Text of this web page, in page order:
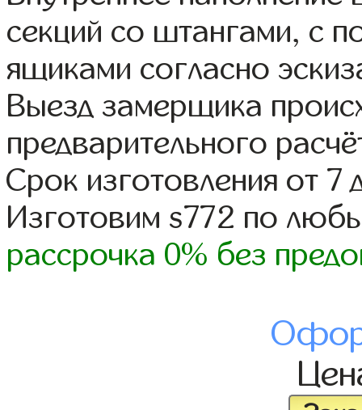
секций со штангами, с
ящиками согласно
Выезд замерщика
предварительного
Срок изготовления от 7
Изготовим s772 по
рассрочка 0% без